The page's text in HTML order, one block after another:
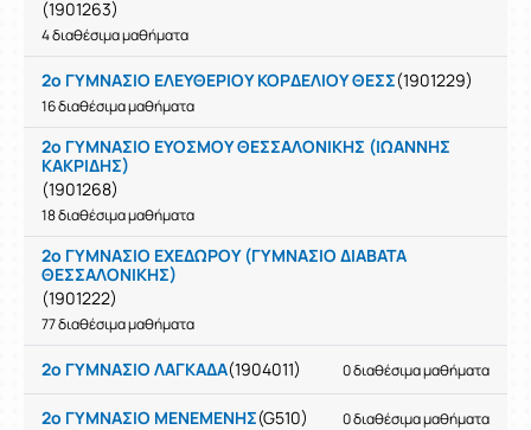
(1901263)
4 διαθέσιμα μαθήματα
2ο ΓΥΜΝΑΣΙΟ ΕΛΕΥΘΕΡΙΟΥ ΚΟΡΔΕΛΙΟΥ ΘΕΣΣ(1901229)
16 διαθέσιμα μαθήματα
2ο ΓΥΜΝΑΣΙΟ ΕΥΟΣΜΟΥ ΘΕΣΣΑΛΟΝΙΚΗΣ (ΙΩΑΝΝΗΣ
ΚΑΚΡΙΔΗΣ)
(1901268)
18 διαθέσιμα μαθήματα
2ο ΓΥΜΝΑΣΙΟ ΕΧΕΔΩΡΟΥ (ΓΥΜΝΑΣΙΟ ΔΙΑΒΑΤΑ
ΘΕΣΣΑΛΟΝΙΚΗΣ)
(1901222)
77 διαθέσιμα μαθήματα
2ο ΓΥΜΝΑΣΙΟ ΛΑΓΚΑΔΑ(1904011) 0 διαθέσιμα μαθήματα
2ο ΓΥΜΝΑΣΙΟ ΜΕΝΕΜΕΝΗΣ(G510) 0 διαθέσιμα μαθήματα